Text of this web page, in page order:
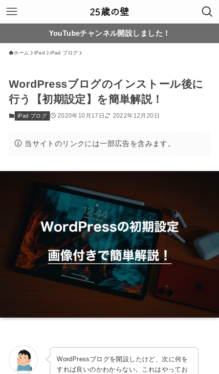
YouTubeチャンネル開設しました！
ホーム iPad iPad ブログ
WordPressブログのインストール後に
行う【初期設定】を簡単解説！
iPad ブログ 2020年10月17日 2022年12月20日
当サイトのリンクには一部広告を含みます。
WordPressブログを開設したけど、次に何を
すれば良いのかわからない。これはやってお